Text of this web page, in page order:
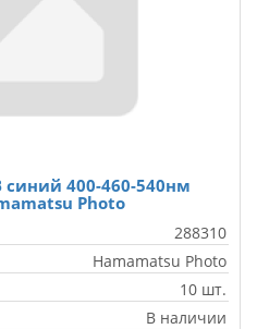
синий 400-460-540нм
Photo
288310
Hamamatsu Photo
10 шт.
В наличии